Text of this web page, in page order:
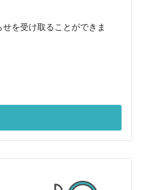
を受け取ることができま